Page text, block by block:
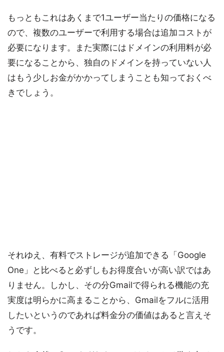
もっともこれはあくまで1ユーザー当たりの価格になる
ので、複数のユーザーで利用する場合は追加コストが
必要になります。また実際にはドメインの利用料が必
要になることから、独自のドメインを持っていない人
はもう少しお金がかかってしまうことも知っておくべ
きでしょう。
それゆえ、有料でストレージが追加できる「Google
One」と比べると必ずしもお得度合いが高い訳ではあ
りません。しかし、その分Gmailで得られる機能の充
実度は明らかに高まることから、Gmailをフルに活用
したいというのであれば料金分の価値はあると言えそ
うです。